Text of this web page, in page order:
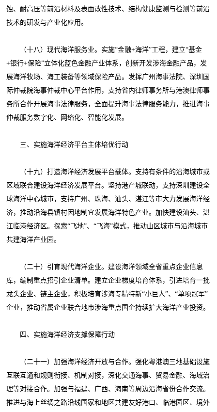
蚀、耐高压等前沿材料及表面改性技术、结构健康监测与检测等前沿
技术的研发与产业化应用。
（十八）现代海洋服务业。实施“金融+海洋”工程，建立“基金
+银行+保险”立体化蓝色金融产业体系，创新开发涉海金融产品，发
展海洋牧场、海工装备等领域保险产品。发挥广州海事法院、深圳国
际仲裁院海事仲裁中心平台作用，支持省内律师事务所与港澳律师事
务所合作开展海事法律服务，全面提升海事法律服务能力，推进海事
仲裁服务数字化、网络化、智能化发展。
三、实施海洋经济平台主体培优行动
（十九）打造海洋经济发展平台载体。支持有条件的沿海城市或
区域联合建设海洋经济发展平台。坚持港产城联动，支持深圳建设全
球海洋中心城市，支持广州、珠海、汕头、湛江等市大力发展海洋经
济，推动沿海县镇村因地制宜发展海洋特色产业。加快建设汕头、湛
江临港经济区。探索“飞地”、“飞海”模式，推动山区城市与沿海城市
共建海洋产业园。
（二十）引育现代海洋企业。建设海洋领域全省重点企业信息
库，编制重点招引企业清单。建立企业梯度培育体系，引进培育一批
龙头企业、链主企业，积极培育涉海专精特新“小巨人”、“单项冠军”
企业，推动省属企业联合地市涉海重点国企持续扩大海洋产业投资。
四、实施海洋经济支撑保障行动
（二十一）加强海洋经济开放与合作。强化粤港澳三地基础设施
互联互通和规则衔接、机制对接，深化交通海事、贸易金融、海域治
理等对接合作。加强与福建、广西、海南等周边沿海省份合作交流。
推进与海上丝绸之路沿线国家和地区共建友好港口、临港园区、境外